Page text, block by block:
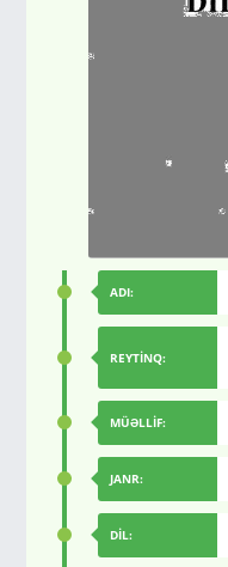
ADI:
REYTİNQ:
MÜƏLLİF:
JANR:
DİL: